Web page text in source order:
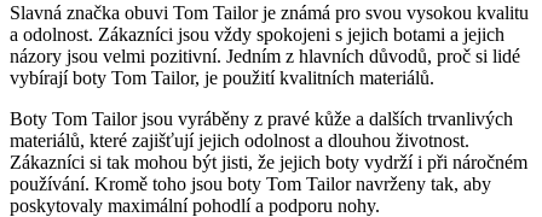
Slavná značka obuvi Tom Tailor je známá pro svou vysokou kvalitu
a⁣ odolnost. ​Zákazníci jsou⁢ vždy⁣ spokojeni s jejich‍ botami a jejich
názory jsou velmi pozitivní. ⁣Jedním z hlavních důvodů,‍ proč ‍si ‍lidé
vybírají⁢ boty Tom Tailor, je použití‍ kvalitních materiálů.
Boty Tom Tailor jsou vyráběny z ‍pravé kůže‌ a dalších trvanlivých
materiálů,‍ které​ zajišťují⁤ jejich odolnost a dlouhou životnost.
Zákazníci si‍ tak mohou být jisti, že jejich boty ‌vydrží i​ při ⁢náročném
⁤používání. Kromě toho jsou boty ‌Tom Tailor navrženy tak, aby
poskytovaly maximální pohodlí a podporu nohy.